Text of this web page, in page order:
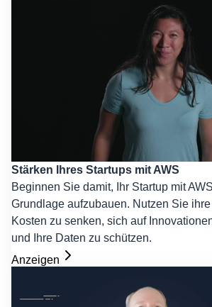
Stärken Ihres Startups mit AWS
Beginnen Sie damit, Ihr Startup mit
Grundlage aufzubauen. Nutzen Sie
Kosten zu senken, sich auf
und Ihre Daten zu schützen.
Anzeigen